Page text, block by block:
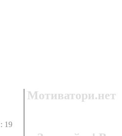
19
Мотиватори.нет